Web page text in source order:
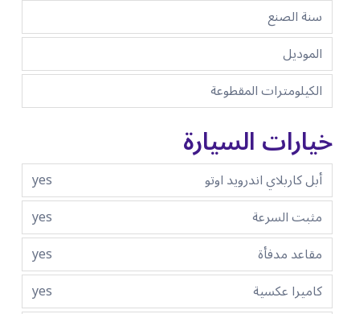
سنة الصنع
الموديل
الكيلومترات المقطوعة
خيارات السيارة
أبل كاربلاي اندرويد اوتو
yes
مثبت السرعة
yes
مقاعد مدفأة
yes
كاميرا عكسية
yes